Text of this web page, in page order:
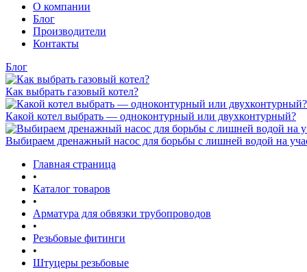
О компании
Блог
Производители
Контакты
Блог
Как выбрать газовый котел?
Какой котел выбрать — одноконтурный или двухконтурный?
Выбираем дренажный насос для борьбы с лишней водой на
Главная страница
•
Каталог товаров
•
Арматура для обвязки трубопроводов
•
Резьбовые фитинги
•
Штуцеры резьбовые